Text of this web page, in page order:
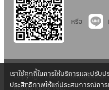
หรือ
Copyright 2022 –
เราใช้คุกกี้ในการให้บริการและปรับ
ประสิทธิภาพให้แก่ประสบการณ์กา